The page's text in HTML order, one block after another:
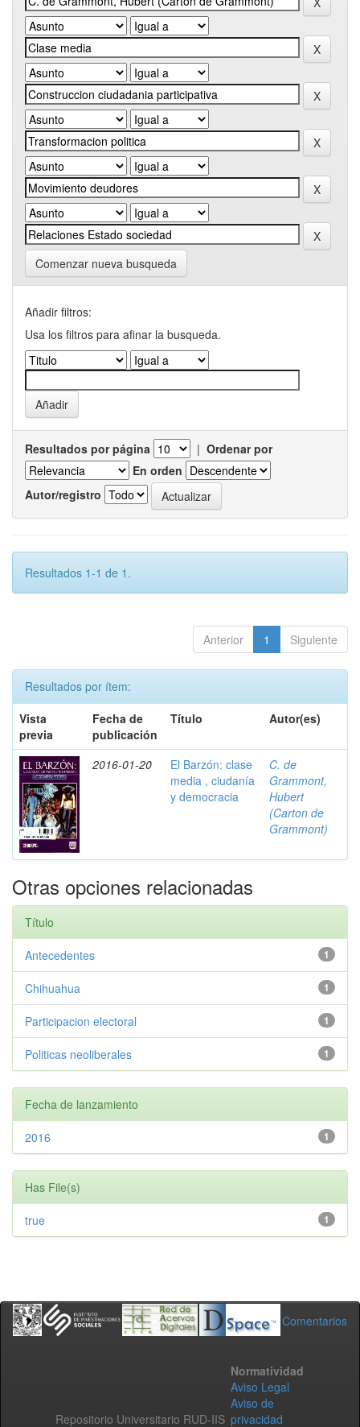
Comenzar nueva busqueda
Añadir filtros:
Usa los filtros para afinar la busqueda.
Resultados por página | Ordenar por
En orden
Autor/registro
Resultados 1-1 de 1.
Anterior 1 Siguiente
Resultados por ítem:
Vista
previa
Fecha de
publicación
Título Autor(es)
2016-01-20
El Barzón: clase
media , ciudanía
y democracia
C. de
Grammont,
Hubert
(Carton de
Grammont)
Otras opciones relacionadas
Título
1
Antecedentes
1
Chihuahua
1
Participacion electoral
1
Politicas neoliberales
Fecha de lanzamiento
1
2016
Has File(s)
1
true
Comentarios
Repositorio Universitario RUD-IIS
Normatividad
Aviso Legal
Aviso de
privacidad